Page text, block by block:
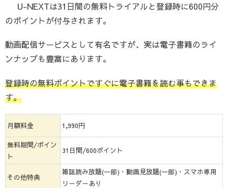
U-NEXTは31日間の無料トライアルと登録時に600円分
のポイントが付与されます。
動画配信サービスとして有名ですが、実は電子書籍のライ
ンナップも豊富にあります。
登録時の無料ポイントですぐに電子書籍を読む事もできま
す。
月額料金 1,990円
無料期間/ポイン
ト
31日間/600ポイント
その他特典
雑誌読み放題(一部)・動画見放題(一部)・スマホ専用
リーダーあり